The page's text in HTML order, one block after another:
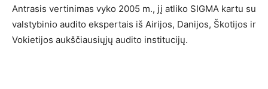
Antrasis vertinimas vyko 2005 m., jį atliko SIGMA kartu su
valstybinio audito ekspertais iš Airijos, Danijos, Škotijos ir
Vokietijos aukščiausiųjų audito institucijų.